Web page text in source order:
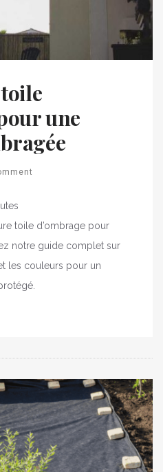
une
toile d’ombrage pour
notre guide complet sur
les couleurs pour un